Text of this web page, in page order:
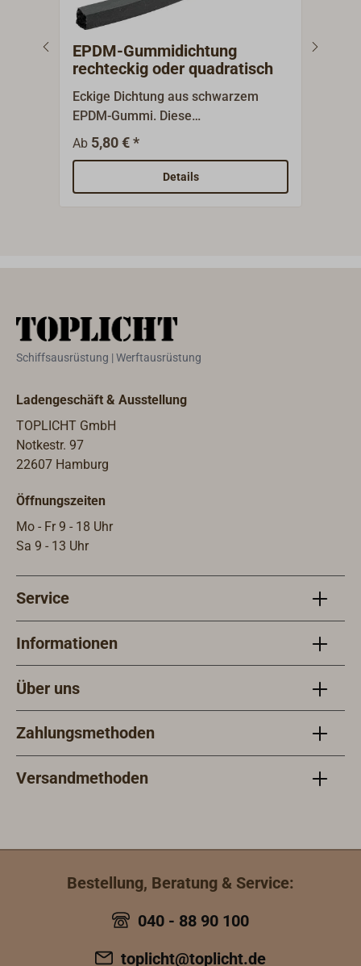
EPDM-Gummidichtung
rechteckig oder quadratisch
Eckige Dichtung aus schwarzem
EPDM-Gummi. Diese
Universaldichtung ist geeignet zum
Nachdichten für Bullaugen,
Schiffsfenster oder Luken.Lieferung
als Meterware.
Ab 5,80 € *
Details
Schiffsausrüstung | Werftausrüstung
Ladengeschäft & Ausstellung
TOPLICHT GmbH
Notkestr. 97
22607 Hamburg
Öffnungszeiten
Mo - Fr 9 - 18 Uhr
Sa 9 - 13 Uhr
Service
Informationen
Über uns
Zahlungsmethoden
Versandmethoden
Bestellung, Beratung & Service:
040 - 88 90 100
toplicht@toplicht.de